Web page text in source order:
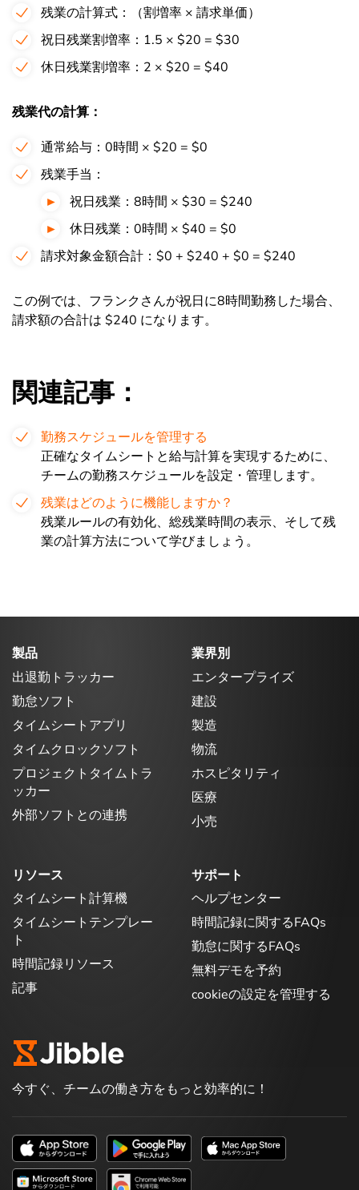
残業の計算式：（割増率 × 請求単価）
祝日残業割増率：1.5 × $20 = $30
休日残業割増率：2 × $20 = $40
残業代の計算：
通常給与：0時間 × $20 = $0
残業手当：
祝日残業：8時間 × $30 = $240
休日残業：0時間 × $40 = $0
請求対象金額合計：$0 + $240 + $0 = $240
この例では、フランクさんが祝日に8時間勤務した場合、
請求額の合計は $240 になります。
関連記事：
勤務スケジュールを管理する
正確なタイムシートと給与計算を実現するために、
チームの勤務スケジュールを設定・管理します。
残業はどのように機能しますか？
残業ルールの有効化、総残業時間の表示、そして残
業の計算方法について学びましょう。
製品
出退勤トラッカー
勤怠ソフト
タイムシートアプリ
タイムクロックソフト
プロジェクトタイムトラ
ッカー
外部ソフトとの連携
業界別
エンタープライズ
建設
製造
物流
ホスピタリティ
医療
小売
リソース
タイムシート計算機
タイムシートテンプレー
ト
時間記録リソース
記事
サポート
ヘルプセンター
時間記録に関するFAQs
勤怠に関するFAQs
無料デモを予約
cookieの設定を管理する
今すぐ、チームの働き方をもっと効率的に！